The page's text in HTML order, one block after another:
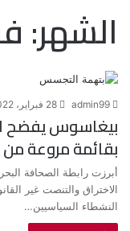
الشهر:
admin99 28 فبراير، 2022
بيغاسوس يفضح
بقائمة مروعة
أبرزت رابطة الصحافة
الاختراق والتنصت غير
النشطاء السياسيين…